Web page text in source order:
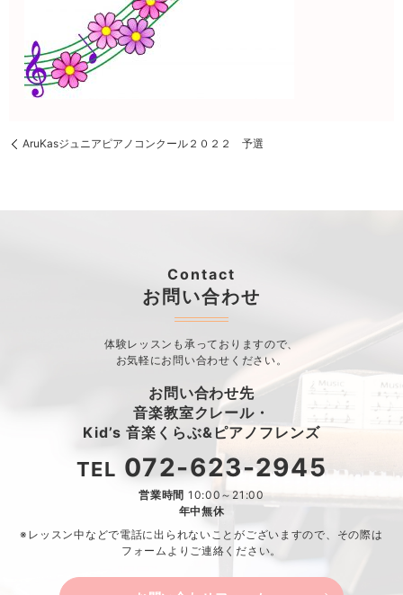
AruKasジュニアピアノコンクール２０２２ 予選
Contact
お問い合わせ
体験レッスンも承っておりますので、
お気軽にお問い合わせください。
お問い合わせ先
音楽教室クレール・
Kid’s 音楽くらぶ&ピアノフレンズ
TEL 072-623-2945
営業時間 10:00～21:00
年中無休
※レッスン中などで電話に出られないことがございますので、 その際は
フォームよりご連絡ください。